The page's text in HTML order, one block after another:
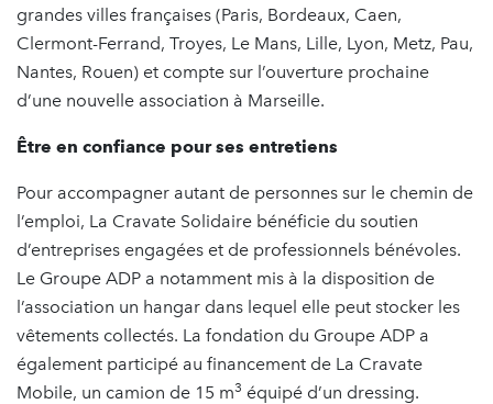
grandes villes françaises (Paris, Bordeaux, Caen,
Clermont-Ferrand, Troyes, Le Mans, Lille, Lyon, Metz, Pau,
Nantes, Rouen) et compte sur l’ouverture prochaine
d’une nouvelle association à Marseille.
Être en confiance pour ses entretiens
Pour accompagner autant de personnes sur le chemin de
l’emploi, La Cravate Solidaire bénéficie du soutien
d’entreprises engagées et de professionnels bénévoles.
Le Groupe ADP a notamment mis à la disposition de
l’association un hangar dans lequel elle peut stocker les
vêtements collectés. La fondation du Groupe ADP a
également participé au financement de La Cravate
Mobile, un camion de 15 m3 équipé d’un dressing.